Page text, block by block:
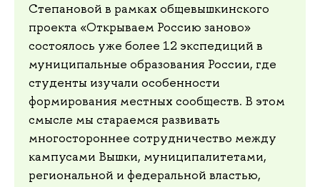
Степановой в рамках общевышкинского
проекта «Открываем Россию заново»
состоялось уже более 12 экспедиций в
муниципальные образования России, где
студенты изучали особенности
формирования местных сообществ. В этом
смысле мы стараемся развивать
многостороннее сотрудничество между
кампусами Вышки, муниципалитетами,
региональной и федеральной властью,